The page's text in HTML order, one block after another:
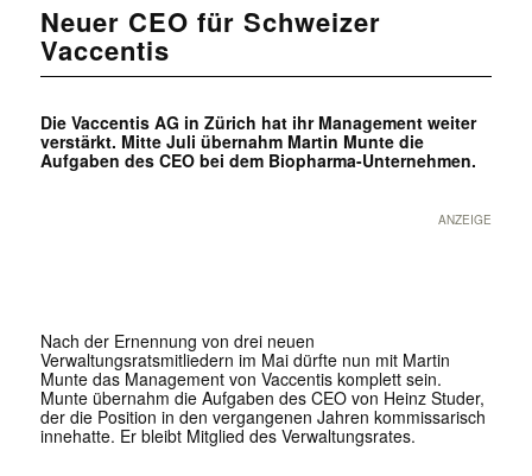
Neuer CEO für Schweizer
Vaccentis
Die Vaccentis AG in Zürich hat ihr Management weiter
verstärkt. Mitte Juli übernahm Martin Munte die
Aufgaben des CEO bei dem Biopharma-Unternehmen.
ANZEIGE
Nach der Ernennung von drei neuen
Verwaltungsratsmitliedern im Mai dürfte nun mit Martin
Munte das Management von Vaccentis komplett sein.
Munte übernahm die Aufgaben des CEO von Heinz Studer,
der die Position in den vergangenen Jahren kommissarisch
innehatte. Er bleibt Mitglied des Verwaltungsrates.